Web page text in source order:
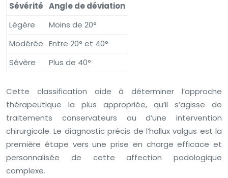
Sévérité Angle de déviation
Légère
Moins de 20°
Modérée Entre 20° et 40°
Sévère
Plus de 40°
Cette classification aide à déterminer l’approche
thérapeutique la plus appropriée, qu’il s’agisse de
traitements conservateurs ou d’une intervention
chirurgicale. Le diagnostic précis de l’hallux valgus est la
première étape vers une prise en charge efficace et
personnalisée de cette affection podologique
complexe.